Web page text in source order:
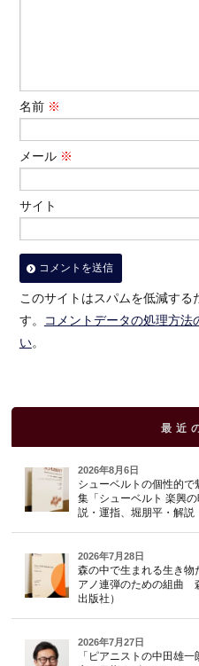
名前 ※
メール ※
サイト
このサイトはスパムを低減する
す。
コメントデータの処理方法
い。
最近
2026年8月6日
シューベルトの個性的
集「シューベルト 楽興
説・運指、堀朋平・解説
2026年7月28日
森の中で生まれる生き
アノ連弾のための組曲
出版社）
2026年7月27日
「ピアニストの中田雄